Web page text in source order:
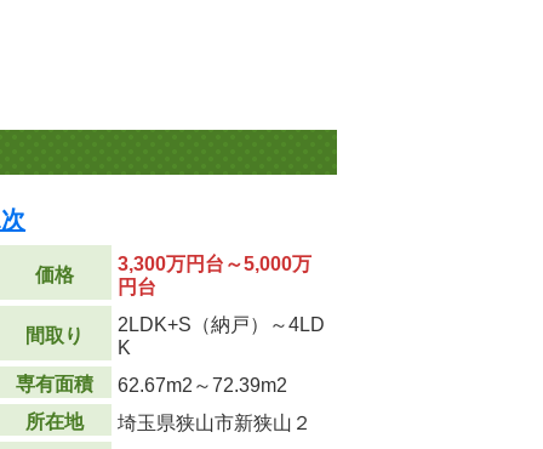
価格
3,300万円台～5,000万
円台
間取り
2LDK+S（納戸）～4LD
K
専有面積
62.67m2 ～72.39m2
所在地
埼玉県狭山市新狭山２